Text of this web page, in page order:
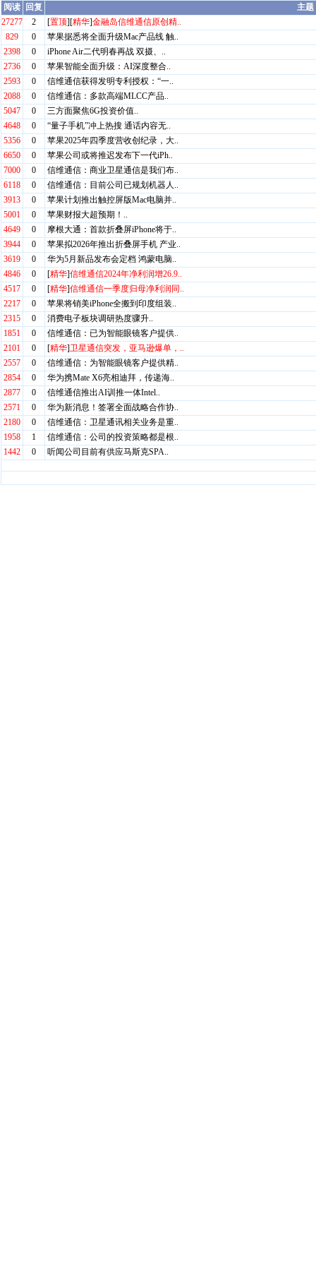
阅读 回复
主题
27277
2 [置顶][精华]金融岛信维通信原创精..
829
0
苹果据悉将全面升级Mac产品线 触..
2398
0
iPhone Air二代明春再战 双摄、..
2736
0
苹果智能全面升级：AI深度整合..
2593
0
信维通信获得发明专利授权：“一..
2088
0
信维通信：多款高端MLCC产品..
5047
0
三方面聚焦6G投资价值..
4648
0
“量子手机”冲上热搜 通话内容无..
5356
0
苹果2025年四季度营收创纪录，大..
6650
0
苹果公司或将推迟发布下一代iPh..
7000
0
信维通信：商业卫星通信是我们布..
6118
0
信维通信：目前公司已规划机器人..
3913
0
苹果计划推出触控屏版Mac电脑并..
5001
0
苹果财报大超预期！..
4649
0
摩根大通：首款折叠屏iPhone将于..
3944
0
苹果拟2026年推出折叠屏手机 产业..
3619
0
华为5月新品发布会定档 鸿蒙电脑..
4846
0 [精华]信维通信2024年净利润增26.9..
4517
0 [精华]信维通信一季度归母净利润同..
2217
0
苹果将销美iPhone全搬到印度组装..
2315
0
消费电子板块调研热度骤升..
1851
0
信维通信：已为智能眼镜客户提供..
2101
0 [精华]卫星通信突发，亚马逊爆单，..
2557
0
信维通信：为智能眼镜客户提供精..
2854
0
华为携Mate X6亮相迪拜，传递海..
2877
0
信维通信推出AI训推一体Intel..
2571
0
华为新消息！签署全面战略合作协..
2180
0
信维通信：卫星通讯相关业务是重..
1958
1
信维通信：公司的投资策略都是根..
1442
0 听闻公司目前有供应马斯克SPA..